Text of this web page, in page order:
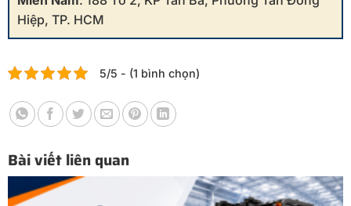
Hiệp, TP. HCM
5/5 - (1 bình chọn)
Bài viết liên quan